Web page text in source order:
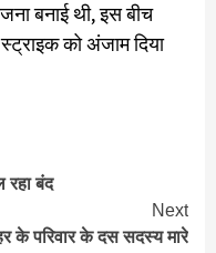
बनाई थी, इस बीच
को अंजाम दिया
रहा बंद
Next
परिवार के दस सदस्य मारे